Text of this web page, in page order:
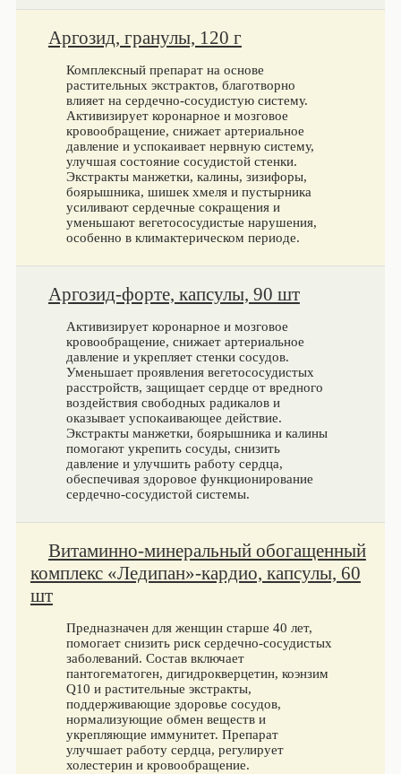
Аргозид, гранулы, 120 г
Комплексный препарат на основе
растительных экстрактов, благотворно
влияет на сердечно-сосудистую систему.
Активизирует коронарное и мозговое
кровообращение, снижает артериальное
давление и успокаивает нервную систему,
улучшая состояние сосудистой стенки.
Экстракты манжетки, калины, зизифоры,
боярышника, шишек хмеля и пустырника
усиливают сердечные сокращения и
уменьшают вегетососудистые нарушения,
особенно в климактерическом периоде.
Аргозид-форте, капсулы, 90 шт
Активизирует коронарное и мозговое
кровообращение, снижает артериальное
давление и укрепляет стенки сосудов.
Уменьшает проявления вегетососудистых
расстройств, защищает сердце от вредного
воздействия свободных радикалов и
оказывает успокаивающее действие.
Экстракты манжетки, боярышника и калины
помогают укрепить сосуды, снизить
давление и улучшить работу сердца,
обеспечивая здоровое функционирование
сердечно-сосудистой системы.
Витаминно-минеральный обогащенный
комплекс «Ледипан»-кардио, капсулы, 60
шт
Предназначен для женщин старше 40 лет,
помогает снизить риск сердечно-сосудистых
заболеваний. Состав включает
пантогематоген, дигидрокверцетин, коэнзим
Q10 и растительные экстракты,
поддерживающие здоровье сосудов,
нормализующие обмен веществ и
укрепляющие иммунитет. Препарат
улучшает работу сердца, регулирует
холестерин и кровообращение.